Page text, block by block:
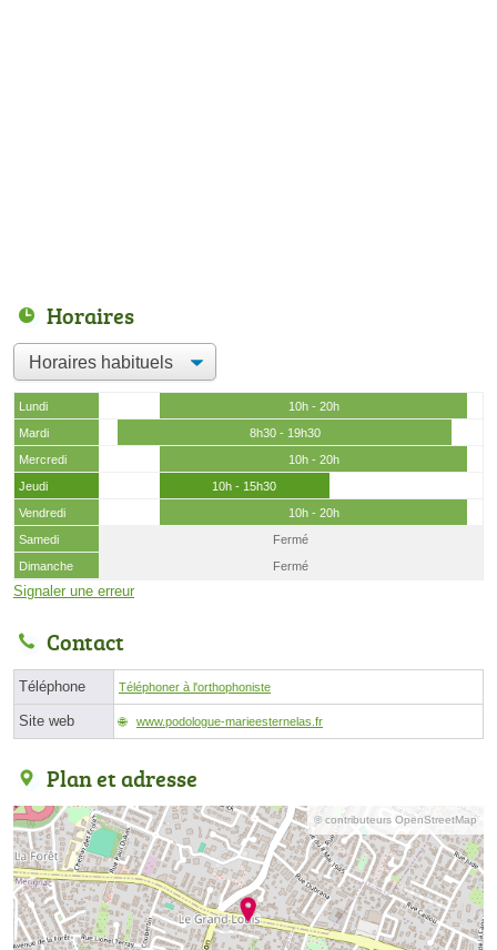
Horaires
Lundi
10h - 20h
Mardi
8h30 - 19h30
Mercredi
10h - 20h
Jeudi
10h - 15h30
Vendredi
10h - 20h
Samedi
Fermé
Dimanche
Fermé
Signaler une erreur
Contact
Téléphone Téléphoner à l'orthophoniste
Site web www.podologue-marieesternelas.fr
Plan et adresse
© contributeurs OpenStreetMap